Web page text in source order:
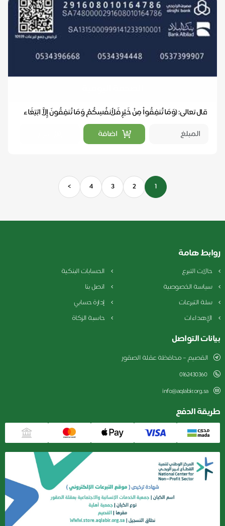
قال تعالى: (وَمَا تُنفِقُواْ مِنْ خَيْرٍ فَلأنفُسِكُمْ وَمَا تُنفِقُونَ إِلاَّ ابْتِغَاء
اضافة
1
2
3
4
>
روابط هامة
حالات التبرع
الحسابات البنكية
سياسة الخصوصية
اتصل بنا
سلة التبرعات
إدارة حسابي
الإهداءات
حاسبة الزكاة
بيانات التواصل
القصيم – محافظة عقلة الصقور
0162430360
info@aqlabir.org.sa
طريقة الدفع